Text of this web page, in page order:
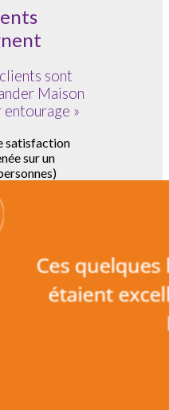
sont
Maison
entourage »
satisfaction
sur un